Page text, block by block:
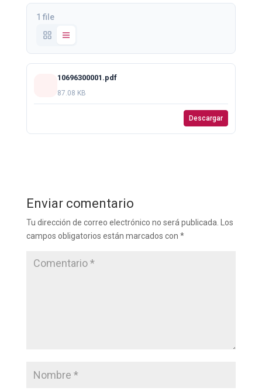
1 file
10696300001.pdf
87.08 KB
Descargar
Enviar comentario
Tu dirección de correo electrónico no será publicada.
Los
campos obligatorios están marcados con *